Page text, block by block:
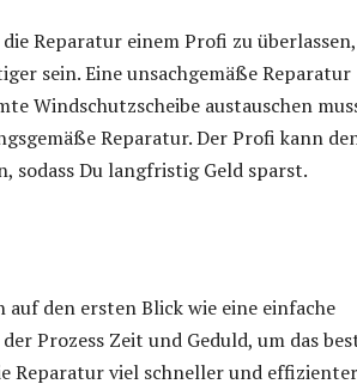
Reparatur einem Profi zu überlassen,
sein. Eine unsachgemäße Reparatur
Windschutzscheibe austauschen
Reparatur. Der Profi kann
sodass Du langfristig Geld sparst.
auf den ersten Blick wie eine einfache
Prozess Zeit und Geduld, um das
Reparatur viel schneller und effizienter